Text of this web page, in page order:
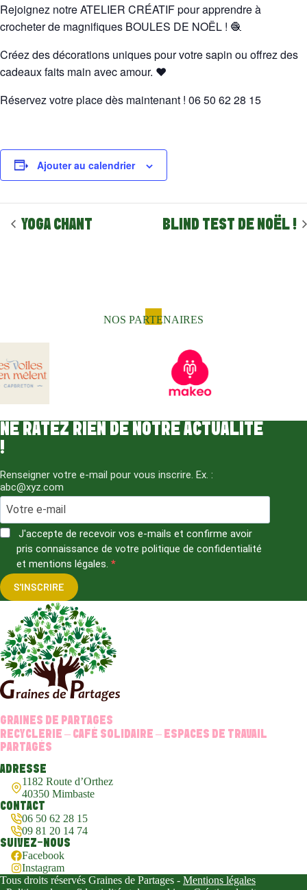
Rejoignez notre ATELIER CRÉATIF pour apprendre à
crocheter de magnifiques BOULES DE NOËL ! 🧶
Créez des décorations uniques pour votre sapin ou offrez des
cadeaux faits main avec amour. ❤️
Réservez votre place dès maintenant ! 06 50 62 28 15
Ajouter au calendrier
YOGA CHANT BLIND TEST DE NOËL !
NOS PARTENAIRES
NE RATEZ RIEN DE NOTRE ACTUALITÉ
!
Renseigner votre e-mail pour vous inscrire. Ex. :
abc@xyz.com
J'accepte de recevoir vos e-mails et confirme avoir
pris connaissance de votre politique de confidentialité
et mentions légales.
S'INSCRIRE
GRAINES DE PARTAGES
RECYCLERIE – CAFÉ SOLIDAIRE – ESPACES DE TRAVAIL
PARTAGÉS
ADRESSE
1182 Route d’Orthez
40350 Mimbaste
CONTACT
06 50 62 28 15
09 81 20 14 74
SUIVEZ-NOUS
Facebook
Instagram
Tous droits réservés Graines de Partages - Mentions légales